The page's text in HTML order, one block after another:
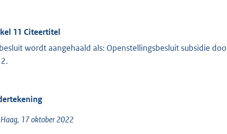
11 Citeertitel
wordt aangehaald als: Openstellingsbesluit subsidie
17 oktober 2022